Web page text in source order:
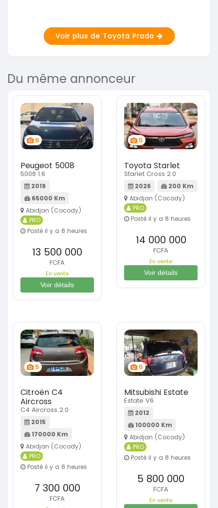
Voir plus de Toyota Prado
Du même annonceur
6
Peugeot 5008
5008 1.6
2019
65000 Km
Abidjan (Cocody)
PRO
Posté il y a 8 heures
13 500 000
FCFA
En vente
Voir détails
5
Toyota Starlet
Starlet Cross 2.0
2026
200 Km
Abidjan (Cocody)
PRO
Posté il y a 8 heures
14 000 000
FCFA
En vente
Voir détails
5
Citroën C4
Aircross
C4 Aircross 2.0
2015
170000 Km
Abidjan (Cocody)
PRO
Posté il y a 8 heures
7 300 000
FCFA
6
Mitsubishi Estate
Estate V6
2012
100000 Km
Abidjan (Cocody)
PRO
Posté il y a 8 heures
5 800 000
FCFA
En vente